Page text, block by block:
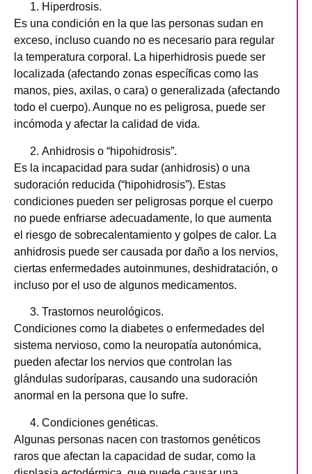
Hiperdrosis.
Es una condición en la que las personas sudan en
exceso, incluso cuando no es necesario para regular
la temperatura corporal. La hiperhidrosis puede ser
localizada (afectando zonas específicas como las
manos, pies, axilas, o cara) o generalizada (afectando
todo el cuerpo). Aunque no es peligrosa, puede ser
incómoda y afectar la calidad de vida.
Anhidrosis o “hipohidrosis”.
Es la incapacidad para sudar (anhidrosis) o una
sudoración reducida (“hipohidrosis”). Estas
condiciones pueden ser peligrosas porque el cuerpo
no puede enfriarse adecuadamente, lo que aumenta
el riesgo de sobrecalentamiento y golpes de calor. La
anhidrosis puede ser causada por daño a los nervios,
ciertas enfermedades autoinmunes, deshidratación, o
incluso por el uso de algunos medicamentos.
Trastornos neurológicos.
Condiciones como la diabetes o enfermedades del
sistema nervioso, como la neuropatía autonómica,
pueden afectar los nervios que controlan las
glándulas sudoríparas, causando una sudoración
anormal en la persona que lo sufre.
Condiciones genéticas.
Algunas personas nacen con trastornos genéticos
raros que afectan la capacidad de sudar, como la